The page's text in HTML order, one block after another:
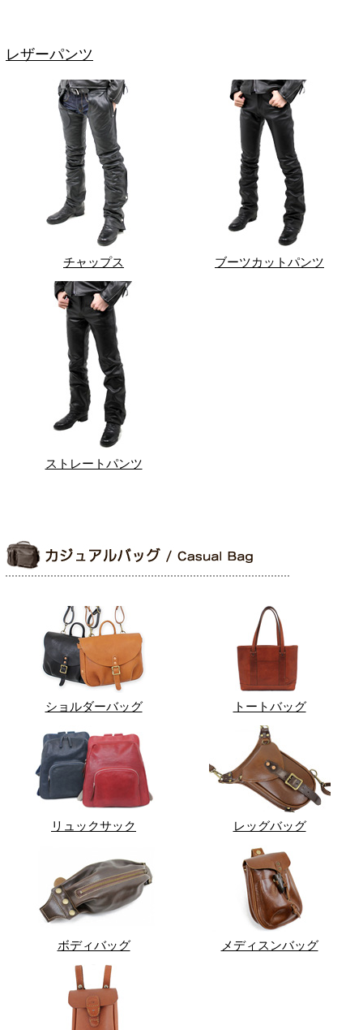
レザーパンツ
チャップス ブーツカットパンツ
ストレートパンツ
ショルダーバッグ トートバッグ
リュックサック レッグバッグ
ボディバッグ メディスンバッグ